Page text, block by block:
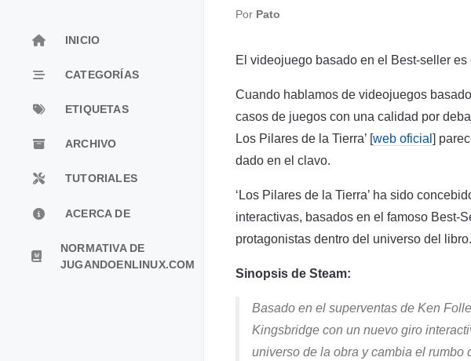
INICIO
CATEGORÍAS
ETIQUETAS
ARCHIVO
TUTORIALES
ACERCA DE
NORMATIVA DE
JUGANDOENLINUX.COM
Por Pato
El videojuego basado en el Best-seller
Cuando hablamos de videojuegos
casos de juegos con una calidad por
Los Pilares de la Tierra’ [web oficial]
dado en el clavo.
‘Los Pilares de la Tierra’ ha sido
interactivas, basados en el famoso Best-
protagonistas dentro del universo del libro.
Sinopsis de Steam:
Basado en el superventas de Ken
Kingsbridge con un nuevo giro
universo de la obra y cambia el